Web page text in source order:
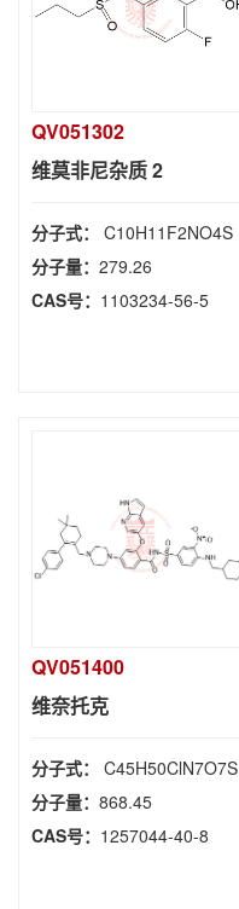
QV051302
维莫非尼杂质 2
分子式： C10H11F2NO4S
分子量： 279.26
CAS号： 1103234-56-5
QV051400
维奈托克
分子式： C45H50ClN7O7S
分子量： 868.45
CAS号： 1257044-40-8